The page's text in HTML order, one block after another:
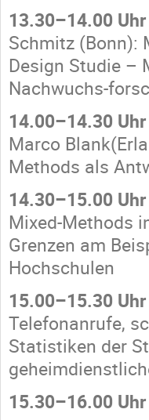
13.30–14.00 Uhr
Schmitz (Bonn):
Design Studie –
Nachwuchs-
14.00–14.30 Uhr
Marco
Methods als
14.30–15.00 Uhr
Mixed-Methods
Grenzen am
Hochschulen
15.00–15.30 Uhr
Telefonanrufe,
Statistiken der
15.30–16.00 Uhr